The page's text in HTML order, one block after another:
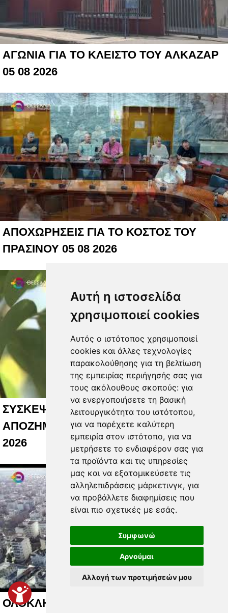
Αυτή η ιστοσελίδα
χρησιμοποιεί cookies
Αυτός ο ιστότοπος χρησιμοποιεί
cookies και άλλες τεχνολογίες
παρακολούθησης για τη βελτίωση
της εμπειρίας περιήγησής σας για
τους ακόλουθους σκοπούς: για
να ενεργοποιήσετε τη βασική
λειτουργικότητα του ιστότοπου,
για να παρέχετε καλύτερη
εμπειρία στον ιστότοπο, για να
μετρήσετε το ενδιαφέρον σας για
τα προϊόντα και τις υπηρεσίες
μας και να εξατομικεύσετε τις
αλληλεπιδράσεις μάρκετινγκ, για
να προβάλλετε διαφημίσεις που
είναι πιο σχετικές με εσάς.
Συμφωνώ
Αρνούμαι
Αλλαγή των προτιμήσεών μου
ΑΓΩΝΙΑ ΓΙΑ ΤΟ ΚΛΕΙΣΤΟ ΤΟΥ ΑΛΚΑΖΑΡ
05 08 2026
ΑΠΟΧΩΡΗΣΕΙΣ ΓΙΑ ΤΟ ΚΟΣΤΟΣ ΤΟΥ
ΠΡΑΣΙΝΟΥ 05 08 2026
ΣΥΣΚΕΨΗ ΣΤΗΝ ΑΘΗΝΑ ΓΙΑ
ΑΠΟΖΗΜΙΩΣΕΙΣ ΧΑΛΑΖΟΠΛΗΚΤΩΝ 06 08
2026
ΟΛΟΚΛΗΡΩΜΕΝΟ ΣΥΣΤΗΜΑ ΕΞΥΠΝΗΣ